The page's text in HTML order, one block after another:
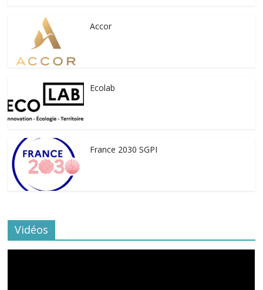
Accor
Ecolab
France 2030 SGPI
Vidéos